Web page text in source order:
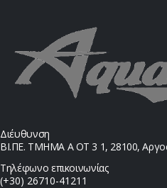
Διέυθυνση
ΒΙ.ΠΕ. ΤΜΗΜΑ Α ΟΤ 3 1, 28100,
Τηλέφωνο επικοινωνίας
(+30) 26710-41211